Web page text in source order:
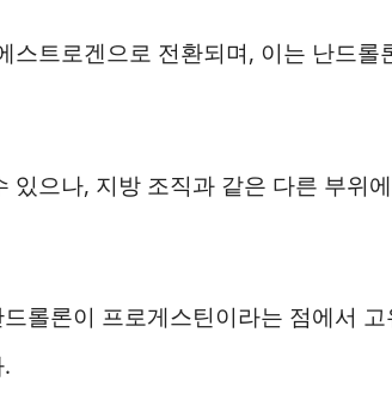
트로겐으로 전환되며, 이는 난드롤
으나, 지방 조직과 같은 다른 부위
롤론이 프로게스틴이라는 점에서